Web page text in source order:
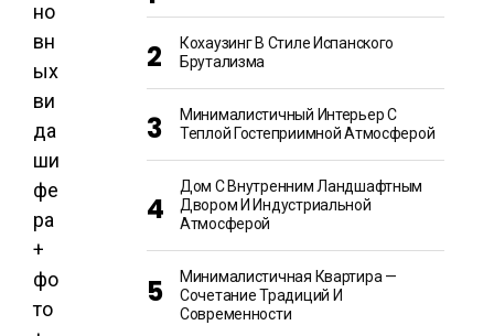
Кохаузинг В Стиле Испанского
Брутализма
Минималистичный Интерьер С
Теплой Гостеприимной Атмосферой
Дом С Внутренним Ландшафтным
Двором И Индустриальной
Атмосферой
Минималистичная Квартира —
Сочетание Традиций И
Современности